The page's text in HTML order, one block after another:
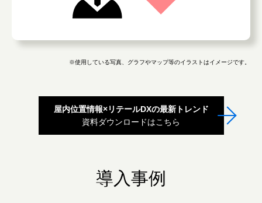
※使用している写真、グラフやマップ等のイラストはイメージです。
屋内位置情報×リテールDXの最新トレンド
資料ダウンロードはこちら
導入事例